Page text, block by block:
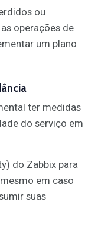
ou
operações de
um plano
ter medidas
do serviço em
do Zabbix para
em caso
suas